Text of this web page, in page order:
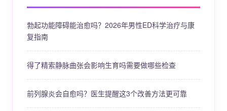
勃起功能障碍能治愈吗？2026年男性ED科学治疗与康
复指南
得了精索静脉曲张会影响生育吗需要做哪些检查
前列腺炎会自愈吗？医生提醒这3个改善方法更可靠